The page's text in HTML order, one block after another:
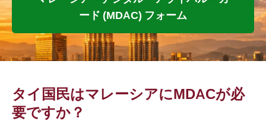
ード (MDAC) フォーム
タイ国民はマレーシアにMDACが必
要ですか？